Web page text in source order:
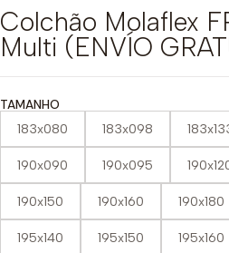
Colchão Molaflex
Multi (ENVÍO
TAMANHO
183x080 183x098
190x090 190x095
190x150 190x160 190x180
195x140 195x150 195x160